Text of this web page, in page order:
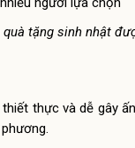
tặng sinh nhật
thực và dễ gây